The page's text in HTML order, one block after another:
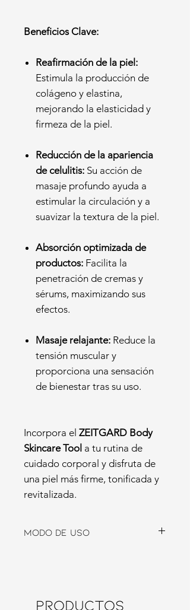
Beneficios Clave:
Reafirmación de la piel:
Estimula la producción de
colágeno y elastina,
mejorando la elasticidad y
firmeza de la piel.
Reducción de la apariencia
de celulitis: Su acción de
masaje profundo ayuda a
estimular la circulación y a
suavizar la textura de la piel.
Absorción optimizada de
productos: Facilita la
penetración de cremas y
sérums, maximizando sus
efectos.
Masaje relajante: Reduce la
tensión muscular y
proporciona una sensación
de bienestar tras su uso.
Incorpora el ZEITGARD Body
Skincare Tool a tu rutina de
cuidado corporal y disfruta de
una piel más firme, tonificada y
revitalizada.
Modo de Uso
Skincare Toolsuavemente sobre la
Productos